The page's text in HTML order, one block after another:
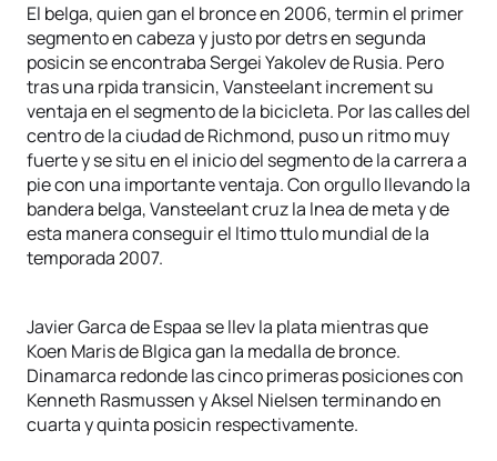
El belga, quien gan el bronce en 2006, termin el primer
segmento en cabeza y justo por detrs en segunda
posicin se encontraba Sergei Yakolev de Rusia. Pero
tras una rpida transicin, Vansteelant increment su
ventaja en el segmento de la bicicleta. Por las calles del
centro de la ciudad de Richmond, puso un ritmo muy
fuerte y se situ en el inicio del segmento de la carrera a
pie con una importante ventaja. Con orgullo llevando la
bandera belga, Vansteelant cruz la lnea de meta y de
esta manera conseguir el ltimo ttulo mundial de la
temporada 2007.
Javier Garca de Espaa se llev la plata mientras que
Koen Maris de Blgica gan la medalla de bronce.
Dinamarca redonde las cinco primeras posiciones con
Kenneth Rasmussen y Aksel Nielsen terminando en
cuarta y quinta posicin respectivamente.